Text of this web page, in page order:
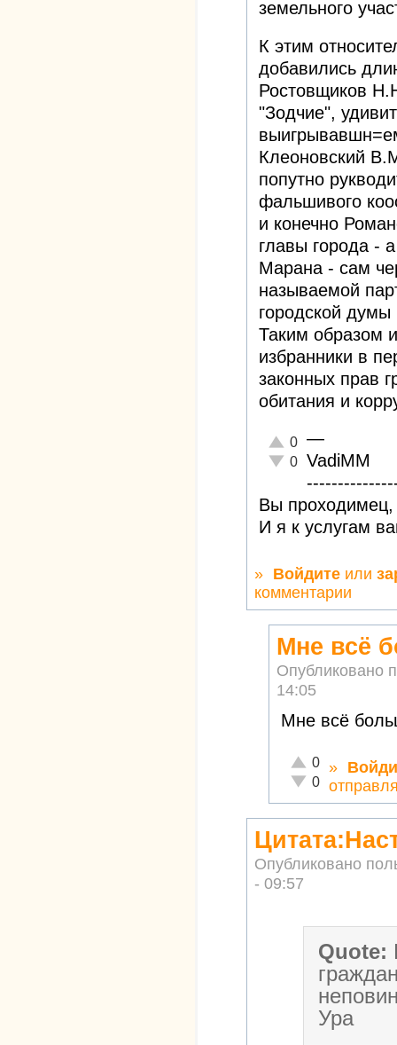
земельного
К этим
добавились
Ростовщиков
"Зодчие",
Клеоновский
попутно
фальшивого
и конечно
главы города -
Марана - сам
называемой
городской думы
Таким образом
избранники в
законных прав
обитания и
Отлично!
0
Неадекватно!
0
—
VadiMM
Вы проходимец,
И я к услугам
» Войдите или
комментарии
Мне всё
Опубликовано
14:05
Мне всё
Отлично!
0
Неадекватно!
0
»
Опубликовано
- 09:57
Quote:
Ура